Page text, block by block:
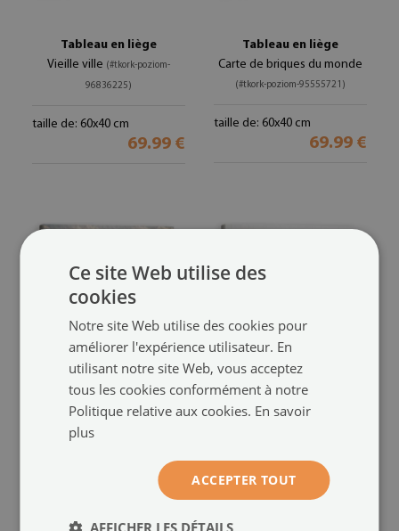
Tableau en liège
Vieille ville (#tkork-poziom-
96836225)
taille de: 60x40 cm
69.99 €
Tableau en liège
Carte de briques du monde
(#tkork-poziom-95555721)
taille de: 60x40 cm
69.99 €
Tableau en liège
poziom-93941230)
69.99 €
Tableau en liège
taille de: 60x40 cm
69.99 €
Ce site Web utilise des
cookies
Notre site Web utilise des cookies pour
améliorer l'expérience utilisateur. En
utilisant notre site Web, vous acceptez
tous les cookies conformément à notre
Politique relative aux cookies. En savoir
plus
ACCEPTER TOUT
AFFICHER LES DÉTAILS